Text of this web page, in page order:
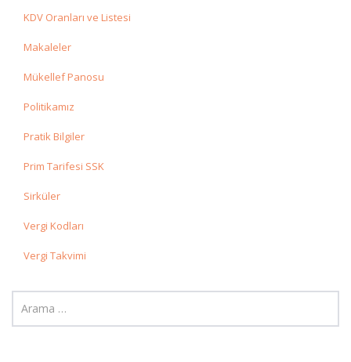
KDV Oranları ve Listesi
Makaleler
Mükellef Panosu
Politikamız
Pratik Bilgiler
Prim Tarifesi SSK
Sirküler
Vergi Kodları
Vergi Takvimi